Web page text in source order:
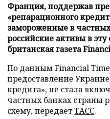
Франция, поддержав
«репарационного
замороженные в
российские активы в
британская газета
По данным Financial
предоставление
кредита», не стала
частных банках страны
схему, передаетТАСС.